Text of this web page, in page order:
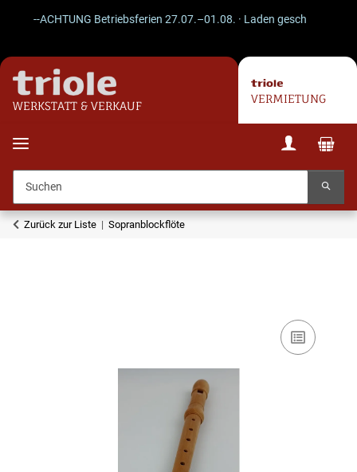
--ACHTUNG Betriebsferien 27.07.–01.08. · Laden geschlossen ·
WERKSTATT & VERKAUF
VERMIETUNG
Zurück zur Liste Sopranblockflöte